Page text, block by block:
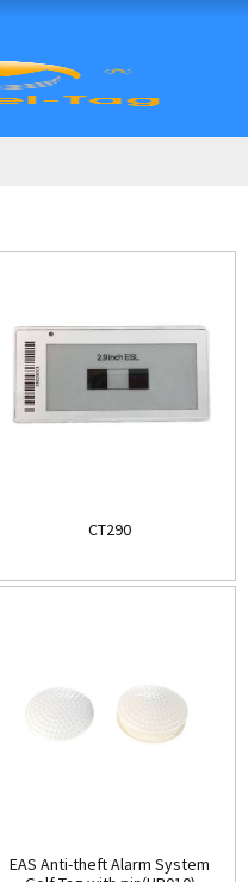
CT290
EAS Anti-theft Alarm System